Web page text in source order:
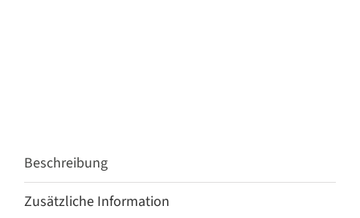
Beschreibung
Zusätzliche Information